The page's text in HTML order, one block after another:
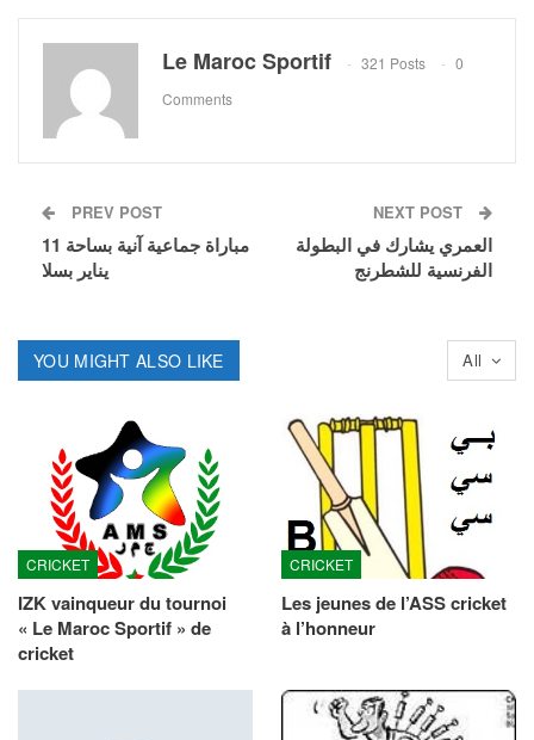
Le Maroc Sportif 321 Posts
0
Comments
PREV POST
مباراة جماعية آنية بساحة 11
يناير بسلا
NEXT POST
العمري يشارك في البطولة
الفرنسية للشطرنج
All
YOU MIGHT ALSO LIKE
CRICKET
IZK vainqueur du tournoi
« Le Maroc Sportif » de
cricket
CRICKET
Les jeunes de l’ASS cricket
à l’honneur